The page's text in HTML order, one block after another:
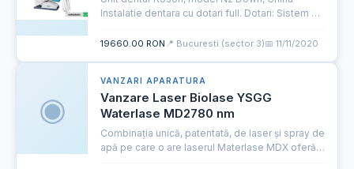
Instalatie dentara cu dotari full. Dotari: Sistem de
Sistem preincalzire apa Scuipatoare usor
19660.00 RON 📍 Bucuresti (sector 3)📅 11/11/2020
◉
VANZARI APARATURA
Vanzare Laser Biolase YSGG
Waterlase MD2780 nm
Combinația unică, patentată, de laser și spray de
apă pe care o are laserul Materlase MDX oferă